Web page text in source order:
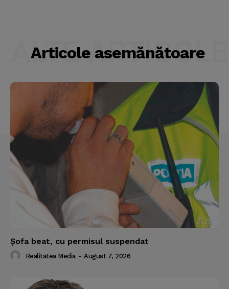
Articole asemănătoare
ALTE ARTICOLE
Şofa beat, cu permisul suspendat
Realitatea Media - August 7, 2026